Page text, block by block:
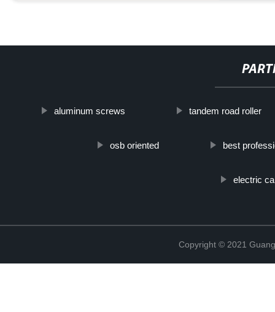
aluminum screws tandem road roller
osb oriented best
electric
Copyright © 2021